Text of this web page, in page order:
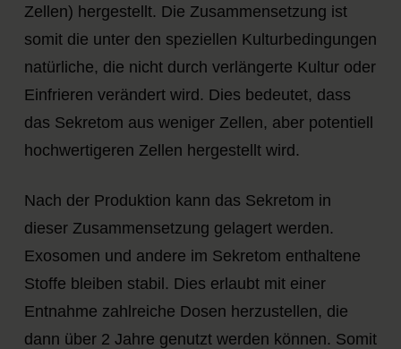
Zellen) hergestellt. Die Zusammensetzung ist
somit die unter den speziellen Kulturbedingungen
natürliche, die nicht durch verlängerte Kultur oder
Einfrieren verändert wird. Dies bedeutet, dass
das Sekretom aus weniger Zellen, aber potentiell
hochwertigeren Zellen hergestellt wird.
Nach der Produktion kann das Sekretom in
dieser Zusammensetzung gelagert werden.
Exosomen und andere im Sekretom enthaltene
Stoffe bleiben stabil. Dies erlaubt mit einer
Entnahme zahlreiche Dosen herzustellen, die
dann über 2 Jahre genutzt werden können. Somit